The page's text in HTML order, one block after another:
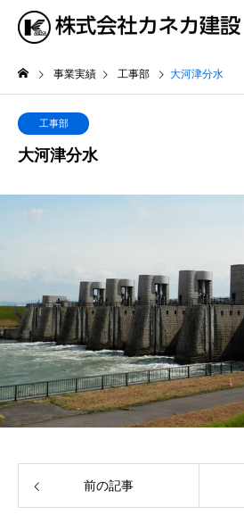
事業実績 工事部 大河津分水
工事部
大河津分水
前の記事